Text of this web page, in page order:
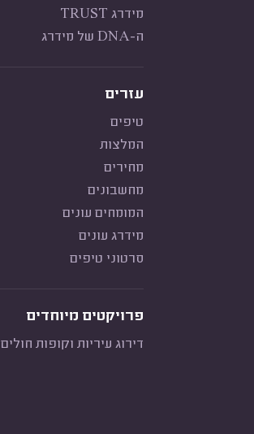
מידרג TRUST
ה-DNA של מידרג
עזרים
טיפים
המלצות
מחירים
מחשבונים
המומחים עונים
מידרג עונים
סרטוני טיפים
פרויקטים מיוחדים
דירוג עיריות וקופות חולים